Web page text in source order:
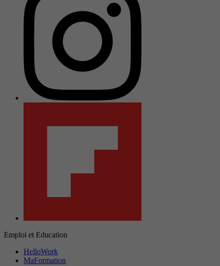
Emploi et Education
HelloWork
MaFormation